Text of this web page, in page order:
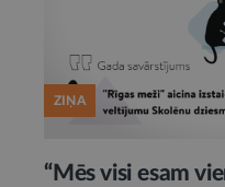
ZIŅA
“Mēs visi esam